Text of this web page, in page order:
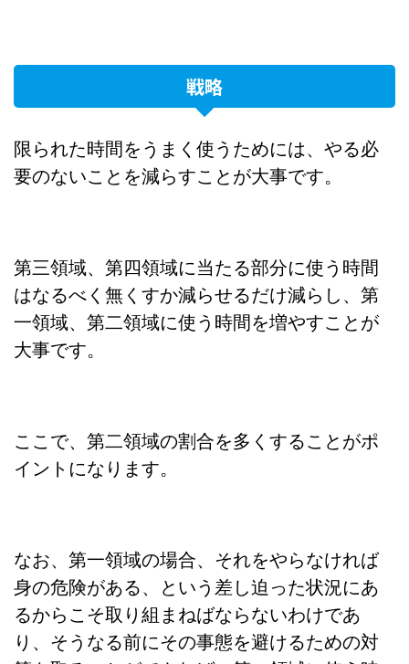
戦略
限られた時間をうまく使うためには、やる必
要のないことを減らすことが大事です。
第三領域、第四領域に当たる部分に使う時間
はなるべく無くすか減らせるだけ減らし、第
一領域、第二領域に使う時間を増やすことが
大事です。
ここで、第二領域の割合を多くすることがポ
イントになります。
なお、第一領域の場合、それをやらなければ
身の危険がある、という差し迫った状況にあ
るからこそ取り組まねばならないわけであ
り、そうなる前にその事態を避けるための対